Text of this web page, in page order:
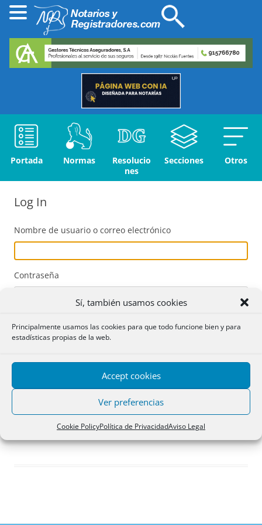
Sí, también usamos cookies
Principalmente usamos las cookies para que todo funcione bien y para
estadísticas propias de la web.
Accept cookies
Ver preferencias
Cookie PolicyPolítica de PrivacidadAviso Legal
Portada Normas
Resolucio
nes
Secciones Otros
Log In
Nombre de usuario o correo electrónico
Contraseña
Acceder
Registro
¿Has olvidado tu contraseña?